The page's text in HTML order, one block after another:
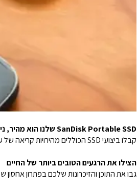
SanDisk Portable SSD שלנו הוא מהיר, נייד ובמחיר סביר
קבלו ביצועי SSD הכוללים מהירויות קריאה של עד 800MB/s2 בכונן נייד.
הצילו את הרגעים הטובים ביותר של החיים
גבו את התוכן והזיכרונות שלכם בפתרון